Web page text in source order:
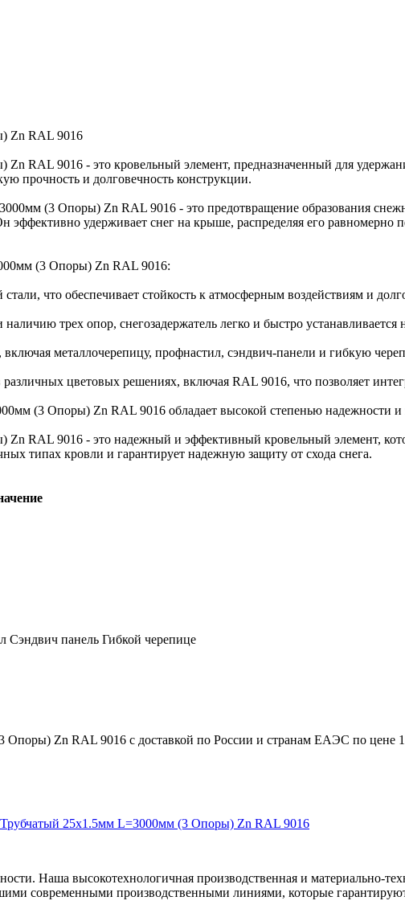
Zn RAL 9016
RAL 9016 - это кровельный элемент, предназначенный для
прочность и долговечность конструкции.
(3 Опоры) Zn RAL 9016 - это предотвращение образования
удерживает снег на крыше, распределяя его равномерно
(3 Опоры) Zn RAL 9016:
что обеспечивает стойкость к атмосферным воздействиям и
трех опор, снегозадержатель легко и быстро устанавливается
металлочерепицу, профнастил, сэндвич-панели и гибкую
цветовых решениях, включая RAL 9016, что позволяет
(3 Опоры) Zn RAL 9016 обладает высокой степенью надежности и
RAL 9016 - это надежный и эффективный кровельный элемент,
типах кровли и гарантирует надежную защиту от схода снега.
Сэндвич панель Гибкой черепице
Опоры) Zn RAL 9016 с доставкой по России и странам ЕАЭС по цене
Трубчатый 25х1.5мм L=3000мм (3 Опоры) Zn RAL 9016
Наша высокотехнологичная производственная и материально-
современными производственными линиями, которые